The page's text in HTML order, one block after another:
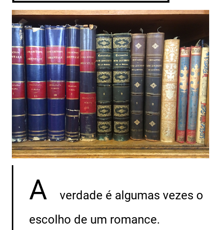
A
verdade é algumas vezes o
escolho de um romance.